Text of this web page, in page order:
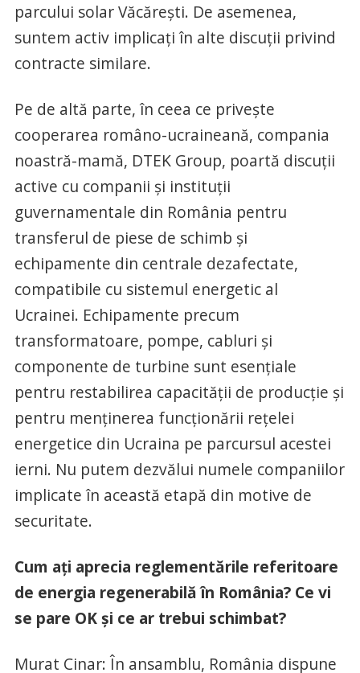
parcului solar Văcărești. De asemenea,
suntem activ implicați în alte discuții privind
contracte similare.
Pe de altă parte, în ceea ce privește
cooperarea româno-ucraineană, compania
noastră-mamă, DTEK Group, poartă discuții
active cu companii și instituții
guvernamentale din România pentru
transferul de piese de schimb și
echipamente din centrale dezafectate,
compatibile cu sistemul energetic al
Ucrainei. Echipamente precum
transformatoare, pompe, cabluri și
componente de turbine sunt esențiale
pentru restabilirea capacității de producție și
pentru menținerea funcționării rețelei
energetice din Ucraina pe parcursul acestei
ierni. Nu putem dezvălui numele companiilor
implicate în această etapă din motive de
securitate.
Cum ați aprecia reglementările referitoare
de energia regenerabilă în România? Ce vi
se pare OK și ce ar trebui schimbat?
Murat Cinar: În ansamblu, România dispune